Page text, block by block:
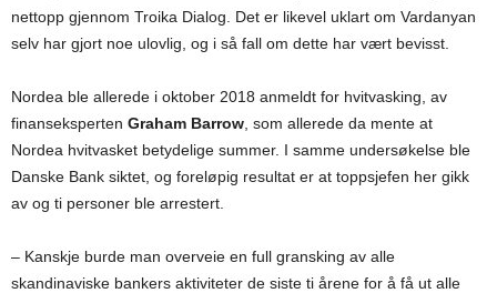
nettopp gjennom Troika Dialog. Det er likevel uklart om Vardanyan
selv har gjort noe ulovlig, og i så fall om dette har vært bevisst.
Nordea ble allerede i oktober 2018 anmeldt for hvitvasking, av
finanseksperten Graham Barrow , som allerede da mente at
Nordea hvitvasket betydelige summer. I samme undersøkelse ble
Danske Bank siktet, og foreløpig resultat er at toppsjefen her gikk
av og ti personer ble arrestert.
– Kanskje burde man overveie en full gransking av alle
skandinaviske bankers aktiviteter de siste ti årene for å få ut alle